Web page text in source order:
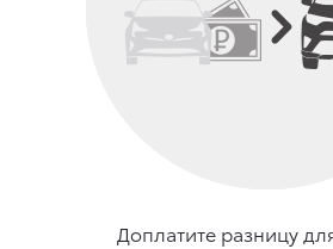
Доплатите разницу